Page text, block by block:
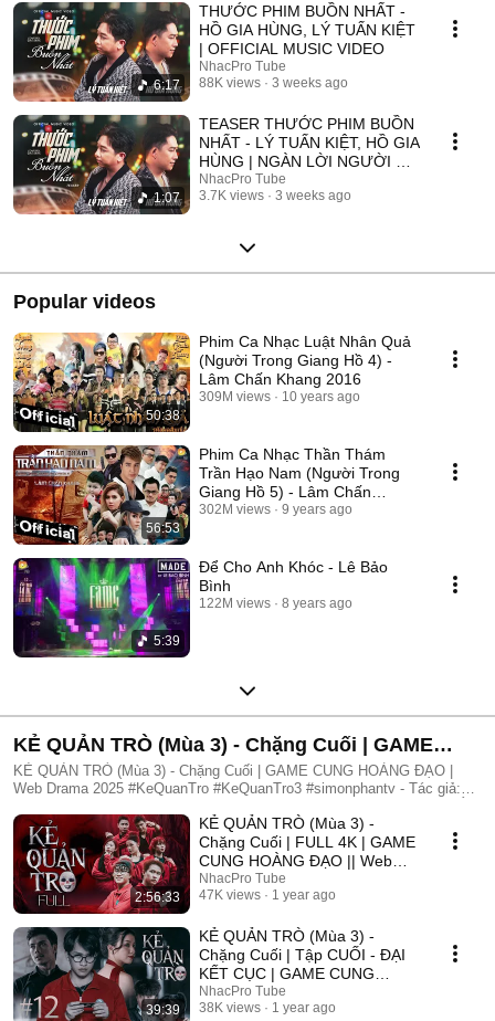
6:17
THƯỚC PHIM BUỒN NHẤT -
HỒ GIA HÙNG, LÝ TUẤN KIỆT
| OFFICIAL MUSIC VIDEO
NhacPro Tube
88K views
3 weeks ago
1:07
TEASER THƯỚC PHIM BUỒN
NHẤT - LÝ TUẤN KIỆT, HỒ GIA
HÙNG | NGÀN LỜI NGƯỜI ĐÃ
NÓI KHÔNG SAI ....
NhacPro Tube
3.7K views
3 weeks ago
Popular videos
50:38
Phim Ca Nhạc Luật Nhân Quả
(Người Trong Giang Hồ 4) -
Lâm Chấn Khang 2016
309M views 10 years ago
56:53
Phim Ca Nhạc Thần Thám
Trần Hạo Nam (Người Trong
Giang Hồ 5) - Lâm Chấn
Khang 2017
302M views 9 years ago
5:39
Để Cho Anh Khóc - Lê Bảo
Bình
122M views 8 years ago
KẺ QUẢN TRÒ (Mùa 3) - Chặng Cuối | GAME
CUNG HOÀNG ĐẠO | Web Drama 2025
KẺ QUẢN TRÒ (Mùa 3) - Chặng Cuối | GAME CUNG HOÀNG ĐẠO |
Web Drama 2025 #KeQuanTro #KeQuanTro3 #simonphantv - Tác giả:
Tâm, Trúc, Khánh Duy ► Một trò chơi kỳ lạ, với mức thưởng tiền tỷ.
Một trò chơi mang hơi hướng của show truyền hình thực tế, nhưng dần
trở nên đen tối hơn quà từng vòng. Ai sẽ là người chiến thắng cuối
cùng?. Mục đích của KẺ QUẢN TRÒ là gì?. Và gương mặt đằng sau
chiếc mặt nạ. Tất cả sẽ tiết lộ trong seri web drama KẺ QUẢN TRÒ
(Mùa 3) Simon Phan _ Anh trai Simon Huỳnh Nhựt _ Diễn viên Huỳnh
Nhựt Bnat _ Ca sĩ Bnat Bảo Ngân _ Cô giáo Bảo Ngân Trúc _ TikToker
Trúc Khánh Duy _ Nghệ sĩ Khánh Duy Simon Phan _ Em trai Cá Hồi
2:56:33
KẺ QUẢN TRÒ (Mùa 3) -
Chặng Cuối | FULL 4K | GAME
CUNG HOÀNG ĐẠO || Web
Drama 2025
NhacPro Tube
47K views
1 year ago
39:39
KẺ QUẢN TRÒ (Mùa 3) -
Chặng Cuối | Tập CUỐI - ĐẠI
KẾT CỤC | GAME CUNG
HOÀNG ĐẠO || Web Drama
2025
NhacPro Tube
38K views
1 year ago